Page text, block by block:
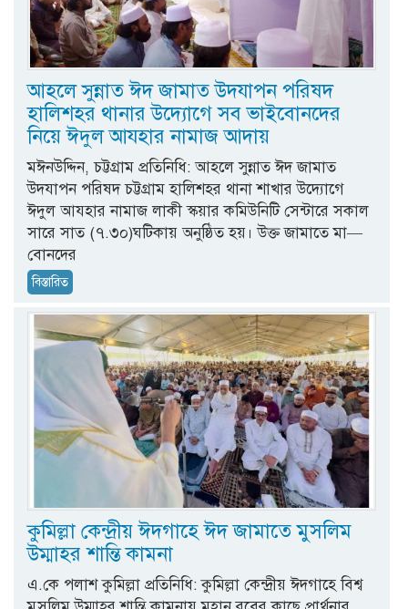
আহলে সুন্নাত ঈদ জামাত উদযাপন পরিষদ
হালিশহর থানার উদ্যোগে সব ভাইবোনদের
নিয়ে ঈদুল আযহার নামাজ আদায়
মঈনউদ্দিন, চট্টগ্রাম প্রতিনিধি: আহলে সুন্নাত ঈদ জামাত
উদযাপন পরিষদ চট্টগ্রাম হালিশহর থানা শাখার উদ্যোগে
ঈদুল আযহার নামাজ লাকী স্কয়ার কমিউনিটি সেন্টারে সকাল
সারে সাত (৭.৩০)ঘটিকায় অনুষ্ঠিত হয়। উক্ত জামাতে মা—
বোনদের
বিস্তারিত
কুমিল্লা কেন্দ্রীয় ঈদগাহে ঈদ জামাতে মুসলিম
উম্মাহর শান্তি কামনা
এ.কে পলাশ কুমিল্লা প্রতিনিধি: কুমিল্লা কেন্দ্রীয় ঈদগাহে বিশ্ব